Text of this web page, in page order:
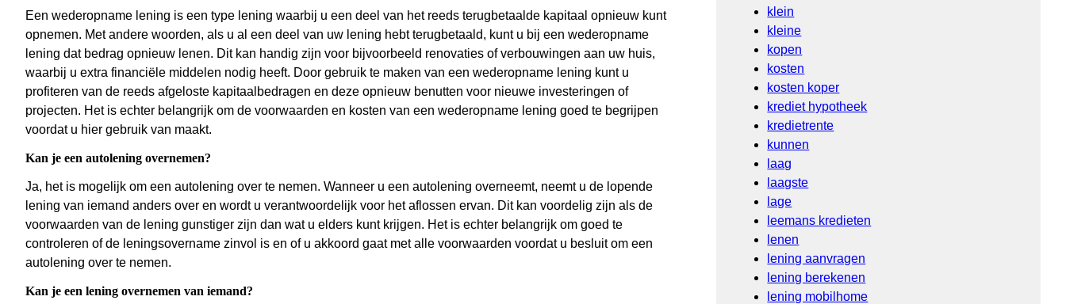
Een wederopname lening is een type lening waarbij u een deel van het reeds terugbetaalde kapitaal opnieuw kunt
opnemen. Met andere woorden, als u al een deel van uw lening hebt terugbetaald, kunt u bij een wederopname
lening dat bedrag opnieuw lenen. Dit kan handig zijn voor bijvoorbeeld renovaties of verbouwingen aan uw huis,
waarbij u extra financiële middelen nodig heeft. Door gebruik te maken van een wederopname lening kunt u
profiteren van de reeds afgeloste kapitaalbedragen en deze opnieuw benutten voor nieuwe investeringen of
projecten. Het is echter belangrijk om de voorwaarden en kosten van een wederopname lening goed te begrijpen
voordat u hier gebruik van maakt.
Kan je een autolening overnemen?
Ja, het is mogelijk om een autolening over te nemen. Wanneer u een autolening overneemt, neemt u de lopende
lening van iemand anders over en wordt u verantwoordelijk voor het aflossen ervan. Dit kan voordelig zijn als de
voorwaarden van de lening gunstiger zijn dan wat u elders kunt krijgen. Het is echter belangrijk om goed te
controleren of de leningsovername zinvol is en of u akkoord gaat met alle voorwaarden voordat u besluit om een
autolening over te nemen.
Kan je een lening overnemen van iemand?
klein
kleine
kopen
kosten
kosten koper
krediet hypotheek
kredietrente
kunnen
laag
laagste
lage
leemans kredieten
lenen
lening aanvragen
lening berekenen
lening mobilhome